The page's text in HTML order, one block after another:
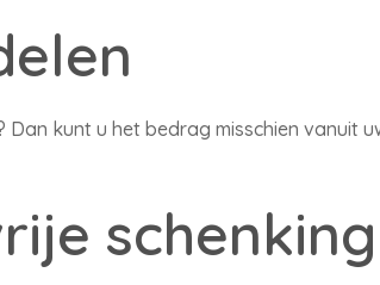
kunt u het bedrag misschien vanuit
schenking